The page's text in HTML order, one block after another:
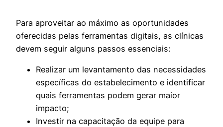
Para aproveitar ao máximo as oportunidades
oferecidas pelas ferramentas digitais, as clínicas
devem seguir alguns passos essenciais:
Realizar um levantamento das necessidades
específicas do estabelecimento e identificar
quais ferramentas podem gerar maior
impacto;
Investir na capacitação da equipe para